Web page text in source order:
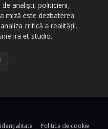
analiști, politicieni,
miză este dezbaterea
critică a realității.
ira et studio.
Politica de cookie